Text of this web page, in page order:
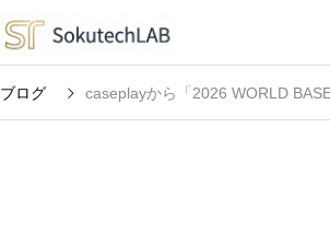
ブログ caseplayから「2026 WORLD